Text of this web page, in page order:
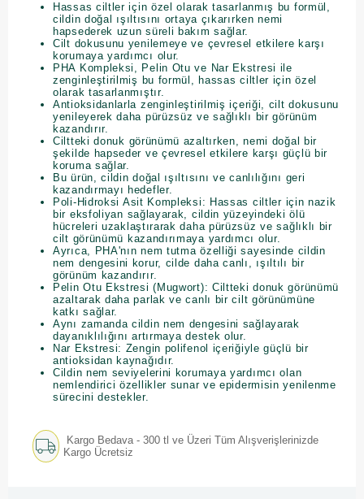
Hassas ciltler için özel olarak tasarlanmış bu formül,
cildin doğal ışıltısını ortaya çıkarırken nemi
hapsederek uzun süreli bakım sağlar.
Cilt dokusunu yenilemeye ve çevresel etkilere karşı
korumaya yardımcı olur.
PHA Kompleksi, Pelin Otu ve Nar Ekstresi ile
zenginleştirilmiş bu formül, hassas ciltler için özel
olarak tasarlanmıştır.
Antioksidanlarla zenginleştirilmiş içeriği, cilt dokusunu
yenileyerek daha pürüzsüz ve sağlıklı bir görünüm
kazandırır.
Ciltteki donuk görünümü azaltırken, nemi doğal bir
şekilde hapseder ve çevresel etkilere karşı güçlü bir
koruma sağlar.
Bu ürün, cildin doğal ışıltısını ve canlılığını geri
kazandırmayı hedefler.
Poli-Hidroksi Asit Kompleksi: Hassas ciltler için nazik
bir eksfoliyan sağlayarak, cildin yüzeyindeki ölü
hücreleri uzaklaştırarak daha pürüzsüz ve sağlıklı bir
cilt görünümü kazandırımaya yardımcı olur.
Ayrıca, PHA'nın nem tutma özelliği sayesinde cildin
nem dengesini korur, cilde daha canlı, ışıltılı bir
görünüm kazandırır.
Pelin Otu Ekstresi (Mugwort): Ciltteki donuk görünümü
azaltarak daha parlak ve canlı bir cilt görünümüne
katkı sağlar.
Aynı zamanda cildin nem dengesini sağlayarak
dayanıklılığını artırmaya destek olur.
Nar Ekstresi: Zengin polifenol içeriğiyle güçlü bir
antioksidan kaynağıdır.
Cildin nem seviyelerini korumaya yardımcı olan
nemlendirici özellikler sunar ve epidermisin yenilenme
sürecini destekler.
Kargo Bedava - 300 tl ve Üzeri Tüm Alışverişlerinizde
Kargo Ücretsiz